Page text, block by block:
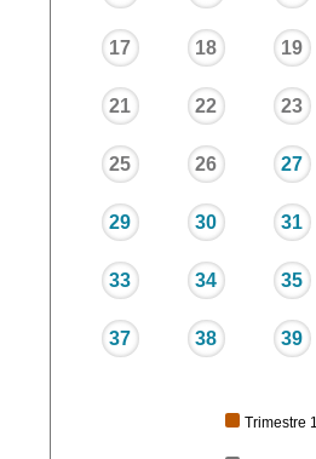
17 18 19
21 22 23
25 26 27
29 30 31
33 34 35
37 38 39
Trimestre 1